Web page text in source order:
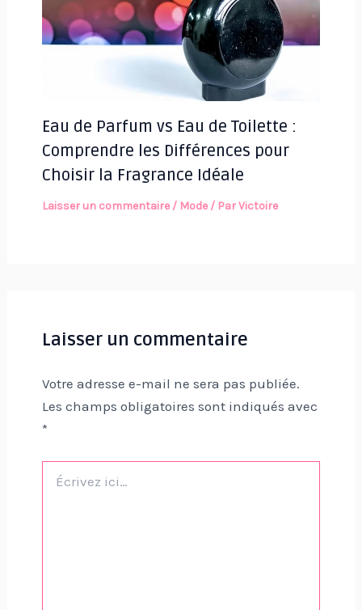
Eau de Parfum vs Eau de Toilette :
Comprendre les Différences pour
Choisir la Fragrance Idéale
Laisser un commentaire / Mode/ ParVictoire
Laisser un commentaire
Votre adresse e-mail ne sera pas publiée.
Les champs obligatoires sont indiqués avec
*
ici…